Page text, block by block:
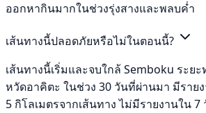
ออกหากินมากในช่วงรุ่งสางและพลบค่ำ
เส้นทางนี้ปลอดภัยหรือไม่ในตอนนี้?
เส้นทางนี้เริ่มและจบใกล้ Semboku ระยะ
หวัดอาคิตะ ในช่วง 30 วันที่ผ่านมา มีราย
5 กิโลเมตรจากเส้นทาง ไม่มีรายงานใน